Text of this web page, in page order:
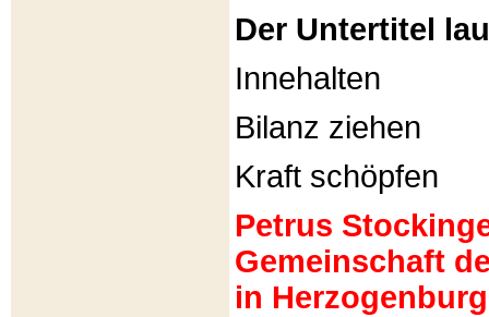
Der Untertitel
Innehalten
Bilanz ziehen
Kraft schöpfen
Petrus
Gemeinschaft
in